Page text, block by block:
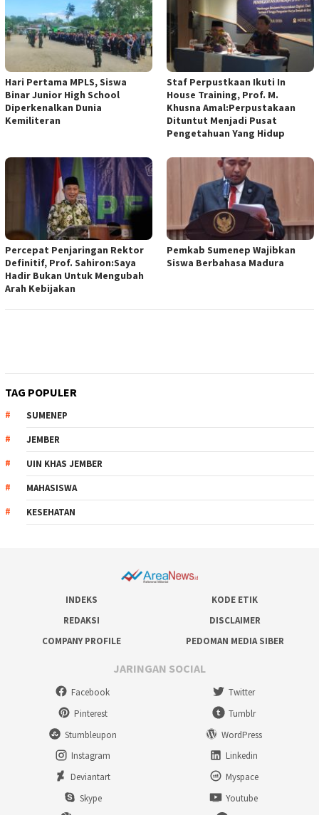
Hari Pertama MPLS, Siswa
Binar Junior High School
Diperkenalkan Dunia
Kemiliteran
Staf Perpustkaan Ikuti In
House Training, Prof. M.
Khusna Amal:Perpustakaan
Dituntut Menjadi Pusat
Pengetahuan Yang Hidup
Percepat Penjaringan Rektor
Definitif, Prof. Sahiron:Saya
Hadir Bukan Untuk Mengubah
Arah Kebijakan
Pemkab Sumenep Wajibkan
Siswa Berbahasa Madura
TAG POPULER
SUMENEP
JEMBER
UIN KHAS JEMBER
MAHASISWA
KESEHATAN
INDEKS
KODE ETIK
REDAKSI
DISCLAIMER
COMPANY PROFILE
PEDOMAN MEDIA SIBER
JARINGAN SOCIAL
Facebook
Twitter
Pinterest
Tumblr
Stumbleupon
WordPress
Instagram
Linkedin
Deviantart
Myspace
Skype
Youtube